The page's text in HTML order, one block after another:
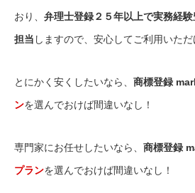
おり、 弁理士登録２５年以上で実務経
担当 しますので、安心してご利用いただ
とにかく安くしたいなら、 商標登録
ンを選んでおけば間違いなし！
専門家にお任せしたいなら、 商標登録
プランを選んでおけば間違いなし！